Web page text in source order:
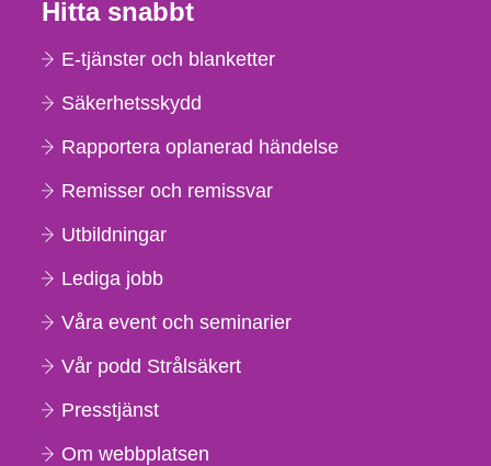
Hitta snabbt
E-tjänster och blanketter
Säkerhetsskydd
Rapportera oplanerad händelse
Remisser och remissvar
Utbildningar
Lediga jobb
Våra event och seminarier
Vår podd Strålsäkert
Presstjänst
Om webbplatsen